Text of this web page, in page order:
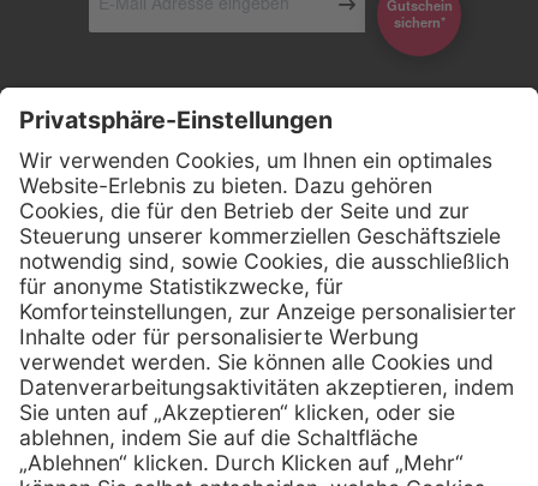
Gutschein
*sichern
Kontakt
Firmensitz
Henry Schein Medical GmbH
Alt-Moabit 96 b
D-10559 Berlin
Telefon: 0800 - 888 777 6
Telefax: 0800 - 888 777 8
E-Mail: info @ henryschein-med.de
Services
Fernwartung
Hilfe
FAQs